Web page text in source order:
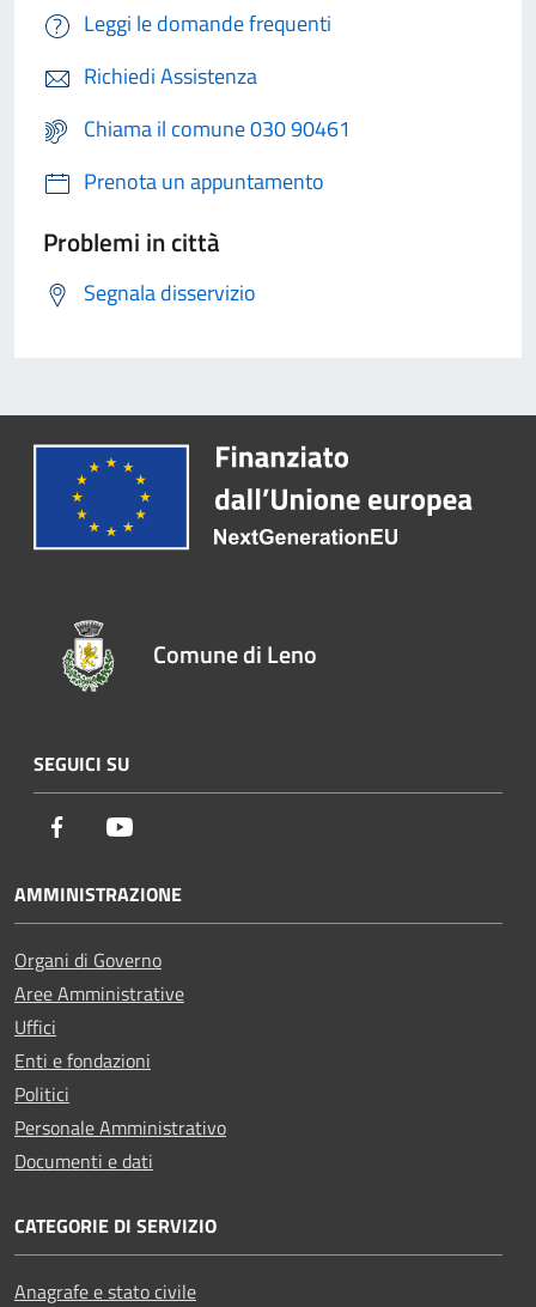
Leggi le domande frequenti
Richiedi Assistenza
Chiama il comune 030 90461
Prenota un appuntamento
Problemi in città
Segnala disservizio
Comune di Leno
SEGUICI SU
Facebook
AMMINISTRAZIONE
Organi di Governo
Aree Amministrative
Uffici
Enti e fondazioni
Politici
Personale Amministrativo
Documenti e dati
CATEGORIE DI SERVIZIO
Anagrafe e stato civile